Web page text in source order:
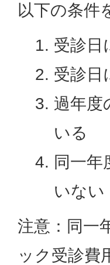
以下の条件
受診日
受診日
過年度
いる
同一
いない
注意：同一
ック受診費